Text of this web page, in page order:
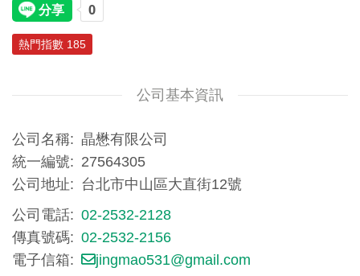
熱門指數 185
公司基本資訊
公司名稱
晶懋有限公司
統一編號
27564305
公司地址
台北市中山區大直街12號
公司電話
02-2532-2128
傳真號碼
02-2532-2156
電子信箱
jingmao531@gmail.com